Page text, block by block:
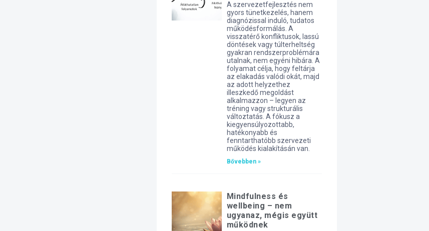
A szervezetfejlesztés nem
gyors tünetkezelés, hanem
diagnózissal induló, tudatos
működésformálás. A
visszatérő konfliktusok, lassú
döntések vagy túlterheltség
gyakran rendszerproblémára
utalnak, nem egyéni hibára. A
folyamat célja, hogy feltárja
az elakadás valódi okát, majd
az adott helyzethez
illeszkedő megoldást
alkalmazzon – legyen az
tréning vagy strukturális
változtatás. A fókusz a
kiegyensúlyozottabb,
hatékonyabb és
fenntarthatóbb szervezeti
működés kialakításán van.
Bővebben »
Mindfulness és
wellbeing – nem
ugyanaz, mégis együtt
működnek